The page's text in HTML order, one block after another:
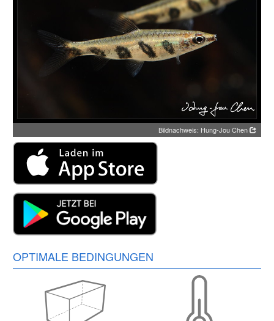
Bildnachweis: Hung-Jou Chen
OPTIMALE BEDINGUNGEN